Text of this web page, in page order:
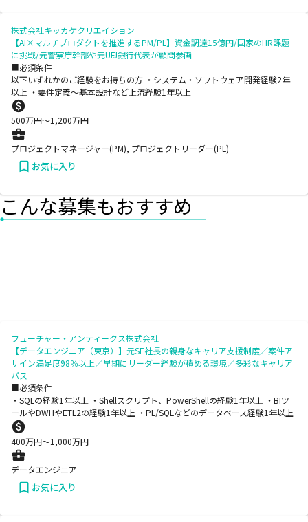
株式会社キッカケクリエイション
【AI×マルチプロダクトを推進するPM/PL】資金調達15億円/国家のHR課題
に挑戦/元警察庁幹部や元UFJ銀行代表が顧問参画
■必須条件
以下いずれかのご経験をお持ちの方 ・システム・ソフトウェア開発経験2年
以上 ・要件定義～基本設計など上流経験1年以上
500万円〜1,200万円
プロジェクトマネージャー(PM), プロジェクトリーダー(PL)
お気に入り
こんな募集もおすすめ
フューチャー・アンティークス株式会社
【データエンジニア（東京）】元SE社長の親身なキャリア支援制度／案件ア
サイン満足度98％以上／早期にリーダー経験が積める環境／多彩なキャリア
パス
■必須条件
・SQLの経験1年以上 ・Shellスクリプト、PowerShellの経験1年以上 ・BIツ
ールやDWHやETL2の経験1年以上 ・PL/SQLなどのデータベース経験1年以上
400万円〜1,000万円
データエンジニア
お気に入り